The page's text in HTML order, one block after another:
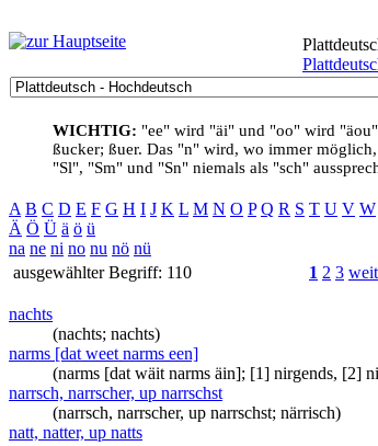
WICHTIG: "ee" wird "äi" und "oo" wird "äou"
ßucker; ßuer. Das "n" wird, wo immer
"Sl", "Sm" und "Sn" niemals als "sch"
A B C D E F G H I J K L M N O P Q R S T U V W
Ä Ö Ü ä ö ü
na ne ni no nu nö nü
ausgewählter Begriff: 110
1 2 3
nachts
(nachts; nachts)
narms [dat weet narms een]
(narms [dat wäit narms äin]; [1] nirgends, [2]
narrsch, narrscher, up narrschst
(narrsch, narrscher, up narrschst; närrisch)
natt, natter, up natts